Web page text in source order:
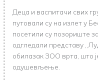
Деца и васпитачи свих
путовали су на излет у
посетили су позориште
одгледали представу
обилазак ЗОО врта, што
одушевљење.